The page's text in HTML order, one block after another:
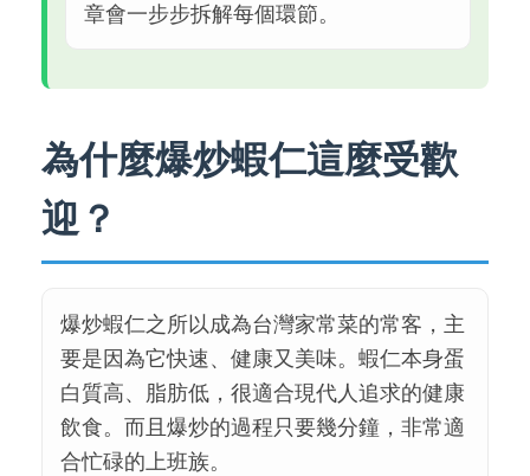
章會一步步拆解每個環節。
為什麼爆炒蝦仁這麼受歡
迎？
爆炒蝦仁之所以成為台灣家常菜的常客，主
要是因為它快速、健康又美味。蝦仁本身蛋
白質高、脂肪低，很適合現代人追求的健康
飲食。而且爆炒的過程只要幾分鐘，非常適
合忙碌的上班族。